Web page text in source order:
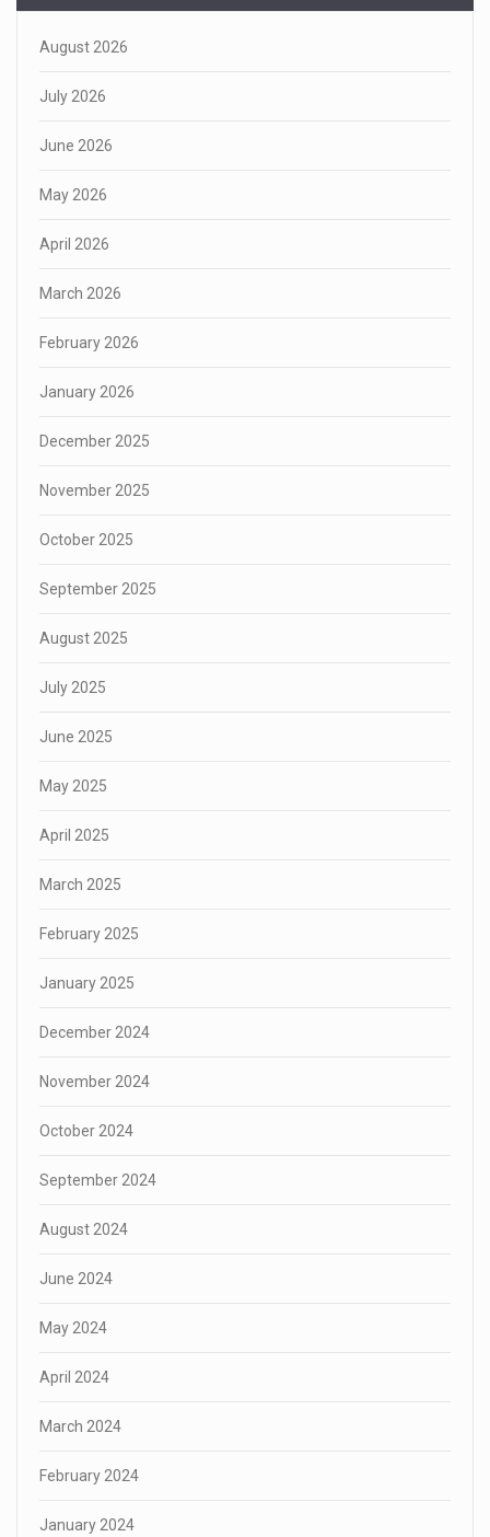
August 2026
July 2026
June 2026
May 2026
April 2026
March 2026
February 2026
January 2026
December 2025
November 2025
October 2025
September 2025
August 2025
July 2025
June 2025
May 2025
April 2025
March 2025
February 2025
January 2025
December 2024
November 2024
October 2024
September 2024
August 2024
June 2024
May 2024
April 2024
March 2024
February 2024
January 2024